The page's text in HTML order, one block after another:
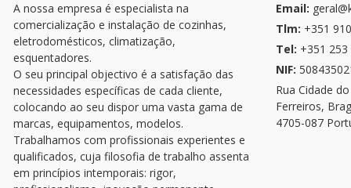
A nossa empresa é especialista na
comercialização e instalação de cozinhas,
eletrodomésticos, climatização,
esquentadores.
O seu principal objectivo é a satisfação das
necessidades específicas de cada cliente,
colocando ao seu dispor uma vasta gama de
marcas, equipamentos, modelos.
Trabalhamos com profissionais experientes e
qualificados, cuja filosofia de trabalho assenta
em princípios intemporais: rigor,
Email:
Tlm: +351
Tel: +351
NIF:
Rua Cidade
Ferreiros,
4705-087